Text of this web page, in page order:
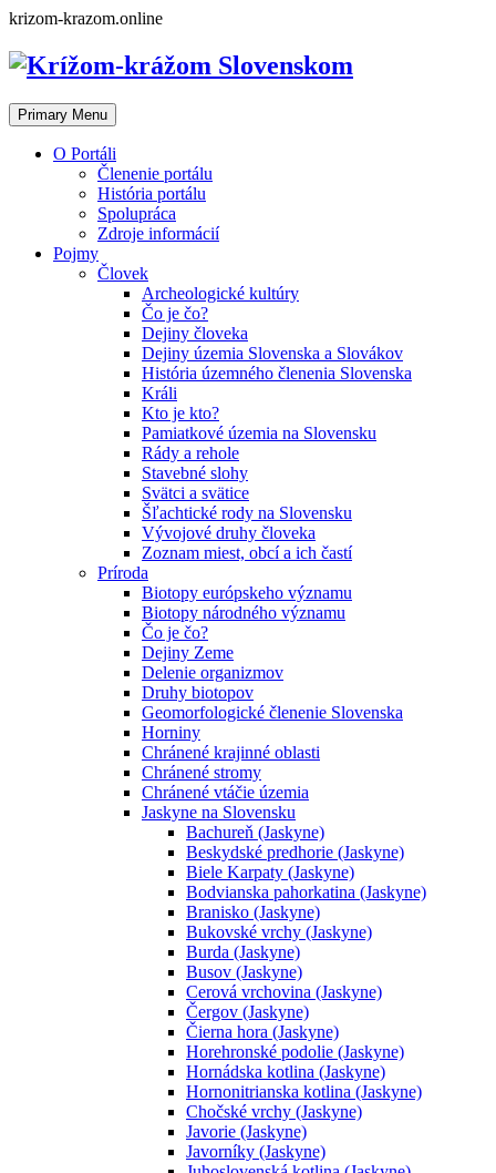
Skip
content
krizom-krazom.online
Primary Menu
O Portáli
Členenie portálu
História portálu
Spolupráca
Zdroje informácií
Pojmy
Človek
Archeologické kultúry
Čo je čo?
Dejiny človeka
Dejiny územia Slovenska a Slovákov
História územného členenia Slovenska
Králi
Kto je kto?
Pamiatkové územia na Slovensku
Rády a rehole
Stavebné slohy
Svätci a svätice
Šľachtické rody na Slovensku
Vývojové druhy človeka
Zoznam miest, obcí a ich častí
Príroda
Biotopy európskeho významu
Biotopy národného významu
Čo je čo?
Dejiny Zeme
Delenie organizmov
Druhy biotopov
Geomorfologické členenie Slovenska
Horniny
Chránené krajinné oblasti
Chránené stromy
Chránené vtáčie územia
Jaskyne na Slovensku
Bachureň (Jaskyne)
Beskydské predhorie (Jaskyne)
Biele Karpaty (Jaskyne)
Bodvianska pahorkatina (Jaskyne)
Branisko (Jaskyne)
Bukovské vrchy (Jaskyne)
Burda (Jaskyne)
Busov (Jaskyne)
Cerová vrchovina (Jaskyne)
Čergov (Jaskyne)
Čierna hora (Jaskyne)
Horehronské podolie (Jaskyne)
Hornádska kotlina (Jaskyne)
Hornonitrianska kotlina (Jaskyne)
Chočské vrchy (Jaskyne)
Javorie (Jaskyne)
Javorníky (Jaskyne)